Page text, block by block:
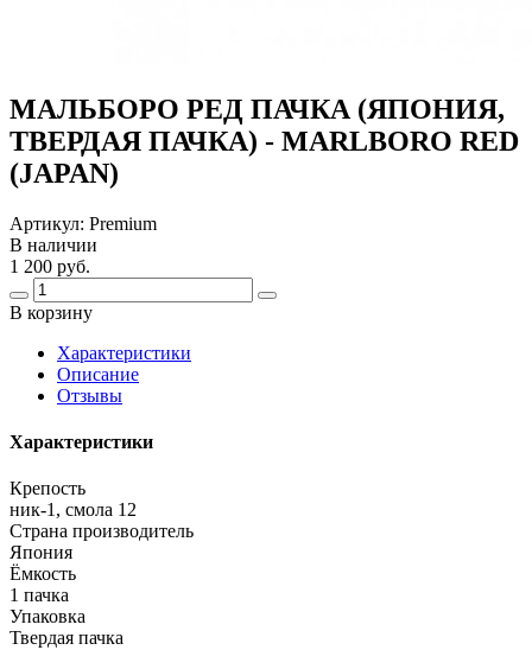
МАЛЬБОРО РЕД ПАЧКА (ЯПОНИЯ,
ТВЕРДАЯ ПАЧКА) - MARLBORO RED
(JAPAN)
Артикул: Premium
В наличии
1 200 руб.
В корзину
Харaктеристики
Описание
Отзывы
Характеристики
Крепость
ник-1, смола 12
Страна производитель
Япония
Ёмкость
1 пачка
Упаковка
Твердая пачка